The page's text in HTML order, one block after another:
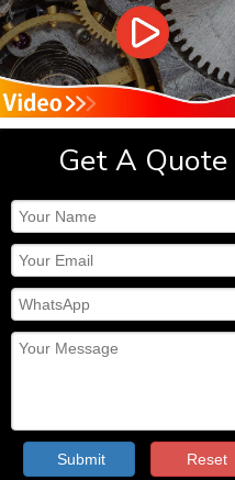
Get A Quote
Submit Reset